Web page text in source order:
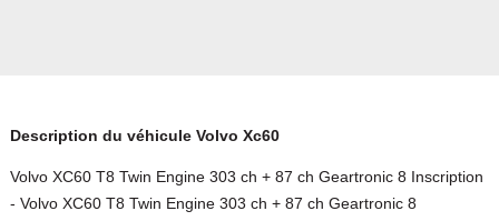
Description du véhicule Volvo Xc60
Volvo XC60 T8 Twin Engine 303 ch + 87 ch Geartronic 8 Inscription
- Volvo XC60 T8 Twin Engine 303 ch + 87 ch Geartronic 8